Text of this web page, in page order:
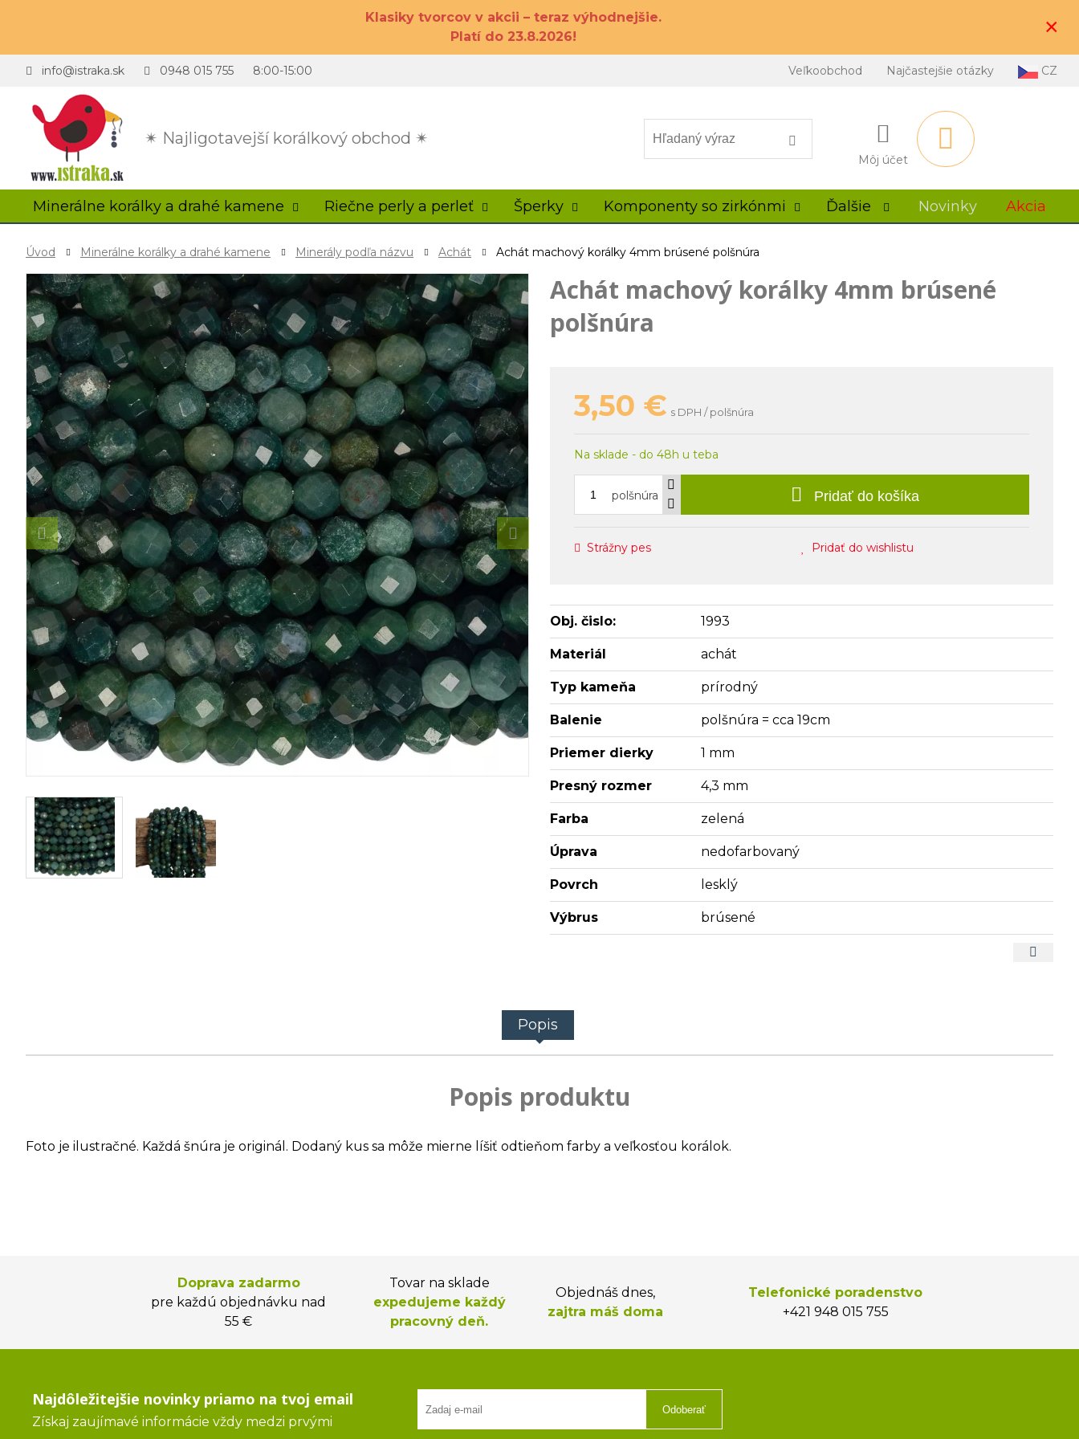
Klasiky tvorcov v akcii – teraz výhodnejšie.
Platí do 23.8.2026!
×
✴ Najligotavejší korálkový obchod ✴
info@istraka.sk 0948 015 755 8:00-15:00 Veľkoobchod Najčastejšie otázky CZ
Môj účet
Minerálne korálky a drahé kamene Riečne perly a perleť Šperky Komponenty so zirkónmi Ďalšie Novinky Akcia
Úvod Minerálne korálky a drahé kamene Minerály podľa názvu Achát Achát machový korálky 4mm brúsené polšnúra
Achát machový korálky 4mm brúsené
polšnúra
3,50 € s DPH / polšnúra
Na sklade - do 48h u teba
polšnúra Pridať do košíka
Strážny pes Pridať do wishlistu
Obj. čislo: 1993
Materiál achát
Typ kameňa prírodný
Balenie polšnúra = cca 19cm
Priemer dierky 1 mm
Presný rozmer 4,3 mm
Farba zelená
Úprava nedofarbovaný
Povrch lesklý
Výbrus brúsené
Popis
Popis produktu
Foto je ilustračné. Každá šnúra je originál. Dodaný kus sa môže mierne líšiť odtieňom farby a veľkosťou korálok.
Doprava zadarmo
pre každú objednávku nad
55 €
Tovar na sklade
expedujeme každý
pracovný deň.
Objednáš dnes,
zajtra máš doma
Telefonické poradenstvo
+421 948 015 755
Najdôležitejšie novinky priamo na tvoj email
Získaj zaujímavé informácie vždy medzi prvými
Odoberať